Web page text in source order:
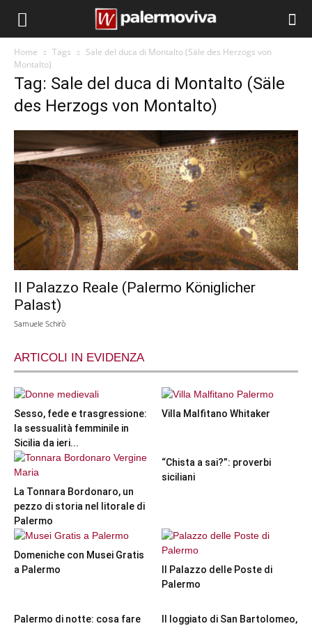
Home Tags
Sale del duca di Montalto (Säle des Herzogs von
Montalto)
Tag: Sale del duca di Montalto (Säle
des Herzogs von Montalto)
Il Palazzo Reale (Palermo Königlicher
Palast)
Samuele Schirò
ARTICOLI IN EVIDENZA
Sesso, fede e trasgressione:
la sessualità femminile in
Sicilia da ieri...
Villa Malfitano Whitaker
La Tonnara Bordonaro, un
pezzo di storia nel litorale di
Palermo
“Chista a sai?”: proverbi
siciliani
Domeniche con Musei Gratis
a Palermo
Il Palazzo delle Poste di
Palermo
Palermo di notte: cosa fare
Il loggiato di San Bartolomeo,